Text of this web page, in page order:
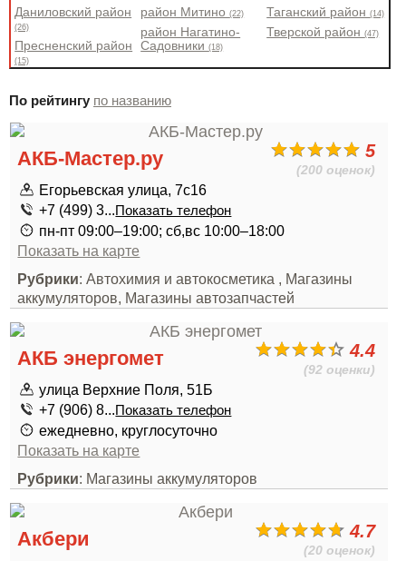
Даниловский район
(26)
Пресненский район
(15)
район Митино(22)
район Нагатино-
Садовники(18)
Таганский район(14)
Тверской район(47)
По рейтингу по названию
5
(200 оценок)
АКБ-Мастер.ру
Егорьевская улица, 7с16
+7 (499) 3...Показать телефон
пн-пт 09:00–19:00; сб,вс 10:00–18:00
Показать на карте
Рубрики: Автохимия и автокосметика , Магазины
аккумуляторов, Магазины автозапчастей
4.4
(92 оценки)
АКБ энергомет
улица Верхние Поля, 51Б
+7 (906) 8...Показать телефон
ежедневно, круглосуточно
Показать на карте
Рубрики: Магазины аккумуляторов
4.7
(20 оценок)
Акбери